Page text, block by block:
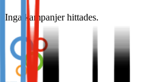
Inga kampanjer hittades.